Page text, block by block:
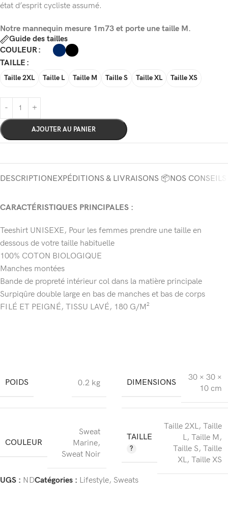
état d’esprit cycliste assumé.
Notre mannequin mesure 1m73 et porte une taille M.
Guide des tailles
COULEUR
TAILLE
Taille 2XL Taille L Taille M Taille S Taille XL Taille XS
AJOUTER AU PANIER
DESCRIPTIONEXPÉDITIONS & LIVRAISONS 📦NOS
CARACTÉRISTIQUES PRINCIPALES :
Teeshirt UNISEXE, Pour les femmes prendre une taille en
dessous de votre taille habituelle
100% COTON BIOLOGIQUE
Manches montées
Bande de propreté intérieur col dans la matière principale
Surpiqûre double large en bas de manches et bas de corps
FILÉ ET PEIGNÉ, TISSU LAVÉ, 180 G/M²
POIDS 0.2 kg DIMENSIONS
30 × 30 ×
10 cm
COULEUR
Sweat
Marine,
Sweat Noir
TAILLE
Taille 2XL, Taille
L, Taille M ,
Taille S, Taille
XL, Taille XS
UGS : NDCatégories : Lifestyle, Sweats